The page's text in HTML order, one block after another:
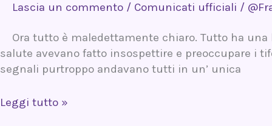
Lascia un commento / Comunicati ufficiali /
Ora tutto è maledettamente chiaro. Tutto ha
salute avevano fatto insospettire e preoccupare i
segnali purtroppo andavano tutti in un’ unica
Leggi tutto »